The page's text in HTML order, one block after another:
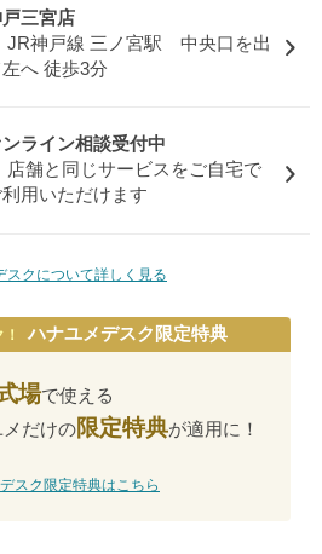
三宮店
JR神戸線 三ノ宮駅 中央口を出
へ 徒歩3分
ンライン相談受付中
店舗と同じサービスをご自宅で
利用いただけます
スクについて詳しく見る
ハナユメデスク限定特典
場で使える
だけの限定特典が適用に！
スク限定特典はこちら